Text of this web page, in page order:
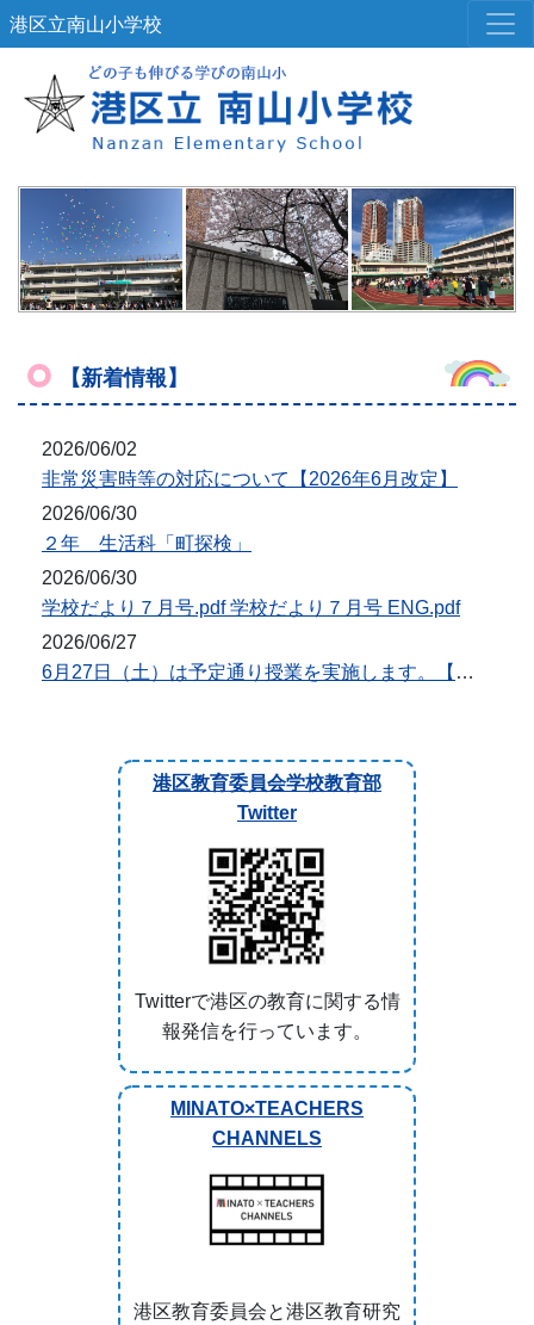
港区立南山小学校
【新着情報】
2026/06/02
非常災害時等の対応について【2026年6月改定】
2026/06/30
２年 生活科「町探検」
2026/06/30
学校だより７月号.pdf 学校だより７月号 ENG.pdf
2026/06/27
6月27日（土）は予定通り授業を実施します。【台風7・8号対応】
港区教育委員会学校教育部
Twitter
Twitterで港区の教育に関する情
報発信を行っています。
MINATO×TEACHERS
CHANNELS
港区教育委員会と港区教育研究